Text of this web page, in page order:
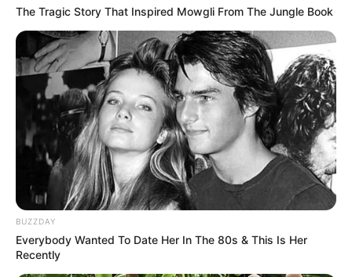
The Tragic Story That Inspired Mowgli From The Jungle Book
BUZZDAY
Everybody Wanted To Date Her In The 80s & This Is Her
Recently